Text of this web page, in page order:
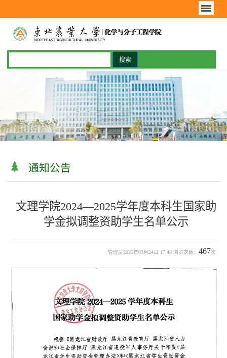
通知公告
文理学院2024—2025学年度本科生国家助
学金拟调整资助学生名单公示
管理员2025年03月24日 17:48 浏览次数： 467次